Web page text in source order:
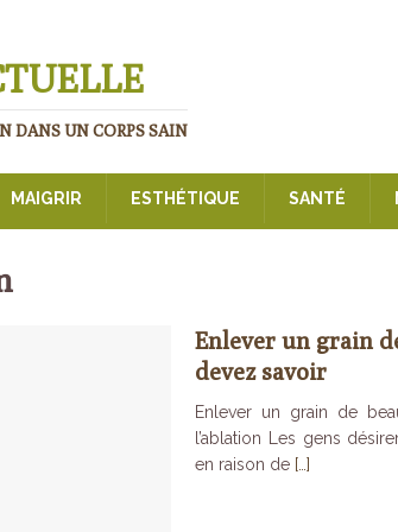
DANS UN CORPS SAIN
MAIGRIR ESTHÉTIQUE SANTÉ
Enlever un grain
devez savoir
Enlever un grain de
l’ablation Les gens
en raison de […]